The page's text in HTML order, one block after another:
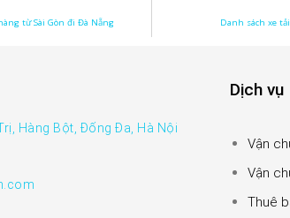
từ Sài Gòn đi Đà Nẵng Danh sách xe
Hàng Bột, Đống Đa, Hà Nội
Dịch vụ
Vận
Vận
Thuê